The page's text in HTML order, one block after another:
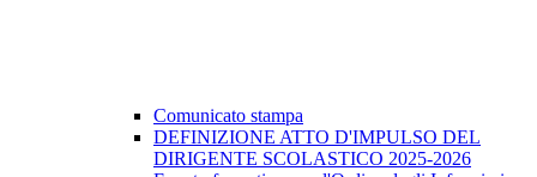
Comunicato stampa
DEFINIZIONE ATTO D'IMPULSO DEL
DIRIGENTE SCOLASTICO 2025-2026